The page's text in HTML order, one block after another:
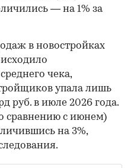
— на 1% за
в новостройках
чека,
упала лишь
руб. в июле 2026 года.
сравнению с июнем)
на 3%,